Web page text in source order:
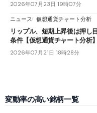
2026年07月23日 19時07分
ニュース 仮想通貨チャート分析
リップル、短期上昇後は押
条件【仮想通貨チャート分析
2026年07月21日 18時28分
変動率の高い銘柄一覧